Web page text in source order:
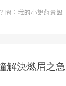
問：我的小說背景設